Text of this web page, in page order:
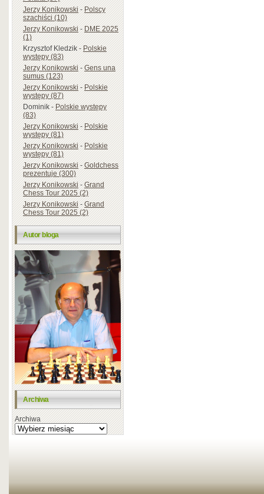
Jerzy Konikowski-Polscy
szachiści (10)
Jerzy Konikowski-DME 2025
(1)
Krzysztof Kledzik-Polskie
występy (83)
Jerzy Konikowski-Gens una
sumus (123)
Jerzy Konikowski-Polskie
występy (87)
Dominik-Polskie występy
(83)
Jerzy Konikowski-Polskie
występy (81)
Jerzy Konikowski-Polskie
występy (81)
Jerzy Konikowski-Goldchess
prezentuje (300)
Jerzy Konikowski-Grand
Chess Tour 2025 (2)
Jerzy Konikowski-Grand
Chess Tour 2025 (2)
Autor bloga
Archiwa
Archiwa